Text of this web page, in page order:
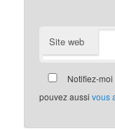
Site web
Notifiez-
pouvez aussivous